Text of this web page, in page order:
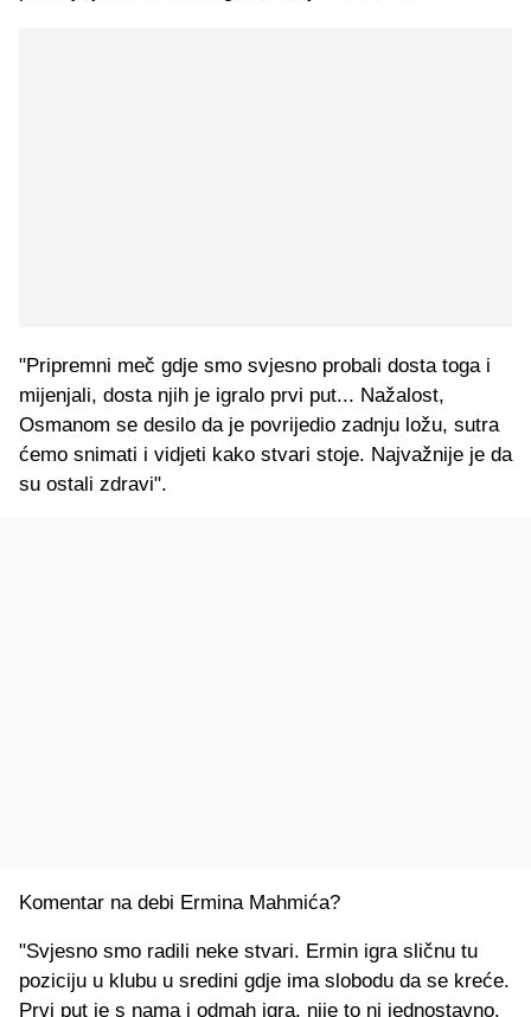
"Pripremni meč gdje smo svjesno probali dosta toga i
mijenjali, dosta njih je igralo prvi put... Nažalost,
Osmanom se desilo da je povrijedio zadnju ložu, sutra
ćemo snimati i vidjeti kako stvari stoje. Najvažnije je da
su ostali zdravi".
Komentar na debi Ermina Mahmića?
"Svjesno smo radili neke stvari. Ermin igra sličnu tu
poziciju u klubu u sredini gdje ima slobodu da se kreće.
Prvi put je s nama i odmah igra, nije to ni jednostavno.